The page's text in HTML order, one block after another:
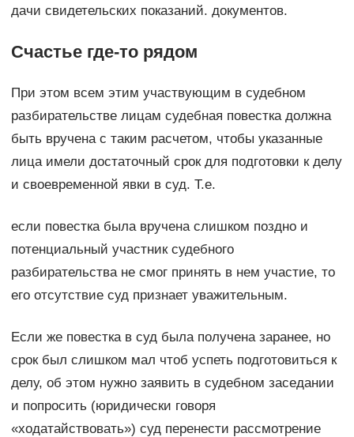
дачи свидетельских показаний. документов.
Счастье где-то рядом
При этом всем этим участвующим в судебном
разбирательстве лицам судебная повестка должна
быть вручена с таким расчетом, чтобы указанные
лица имели достаточный срок для подготовки к делу
и своевременной явки в суд. Т.е.
если повестка была вручена слишком поздно и
потенциальный участник судебного
разбирательства не смог принять в нем участие, то
его отсутствие суд признает уважительным.
Если же повестка в суд была получена заранее, но
срок был слишком мал чтоб успеть подготовиться к
делу, об этом нужно заявить в судебном заседании
и попросить (юридически говоря
«ходатайствовать») суд перенести рассмотрение